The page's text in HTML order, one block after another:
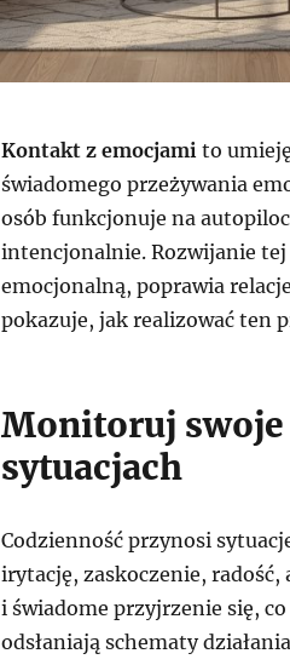
Kontakt z emocjamito
świadomego przeżywania
osób funkcjonuje na
intencjonalnie. Rozwijanie
emocjonalną, poprawia
pokazuje, jak realizować ten
Monitoruj
sytuacjach
Codzienność przynosi
irytację, zaskoczenie, radość,
i świadome przyjrzenie się,
odsłaniają schematy